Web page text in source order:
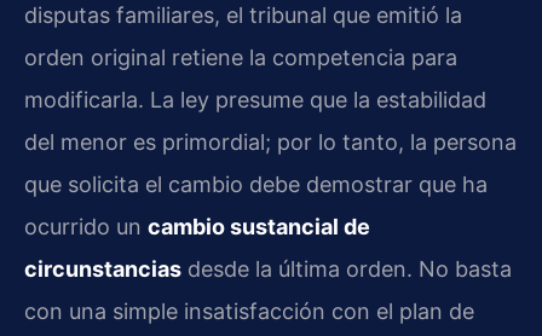
disputas familiares, el tribunal que emitió la
orden original retiene la competencia para
modificarla. La ley presume que la estabilidad
del menor es primordial; por lo tanto, la persona
que solicita el cambio debe demostrar que ha
ocurrido un cambio sustancial de
circunstancias desde la última orden. No basta
con una simple insatisfacción con el plan de